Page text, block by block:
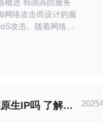
防服务
网络攻击而设计的服
攻击。随着网络安
墙技术，能有效阻挡
生IP吗 了解这
2025